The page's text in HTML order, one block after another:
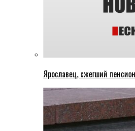
Ярославец, сжегший